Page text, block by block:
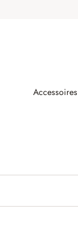
Accessoires